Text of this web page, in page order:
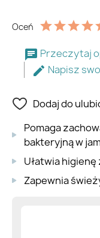
Oceń
Przeczytaj
Napisz
Dodaj do
Pomaga
bakteryjną w
Ułatwia
Zapewnia